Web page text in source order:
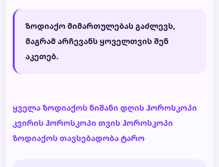
ზოდიაქო მიმართულებას გაძლევს,
მაგრამ არჩევანს ყოველთვის შენ
აკეთებ.
ყველა ზოდიაქოს ნიშანი დღის ჰოროსკოპი
კვირის ჰოროსკოპი თვის ჰოროსკოპი
ზოდიაქოს თავსებადობატარო